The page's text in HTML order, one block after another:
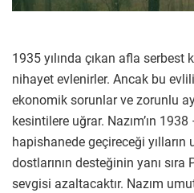
1935 yılında çıkan afla serbest
nihayet evlenirler. Ancak bu
ekonomik sorunlar ve zorunlu
kesintilere uğrar. Nazım’ın
hapishanede geçireceği
dostlarının desteğinin yanı sıra
sevgisi azaltacaktır. Nazım